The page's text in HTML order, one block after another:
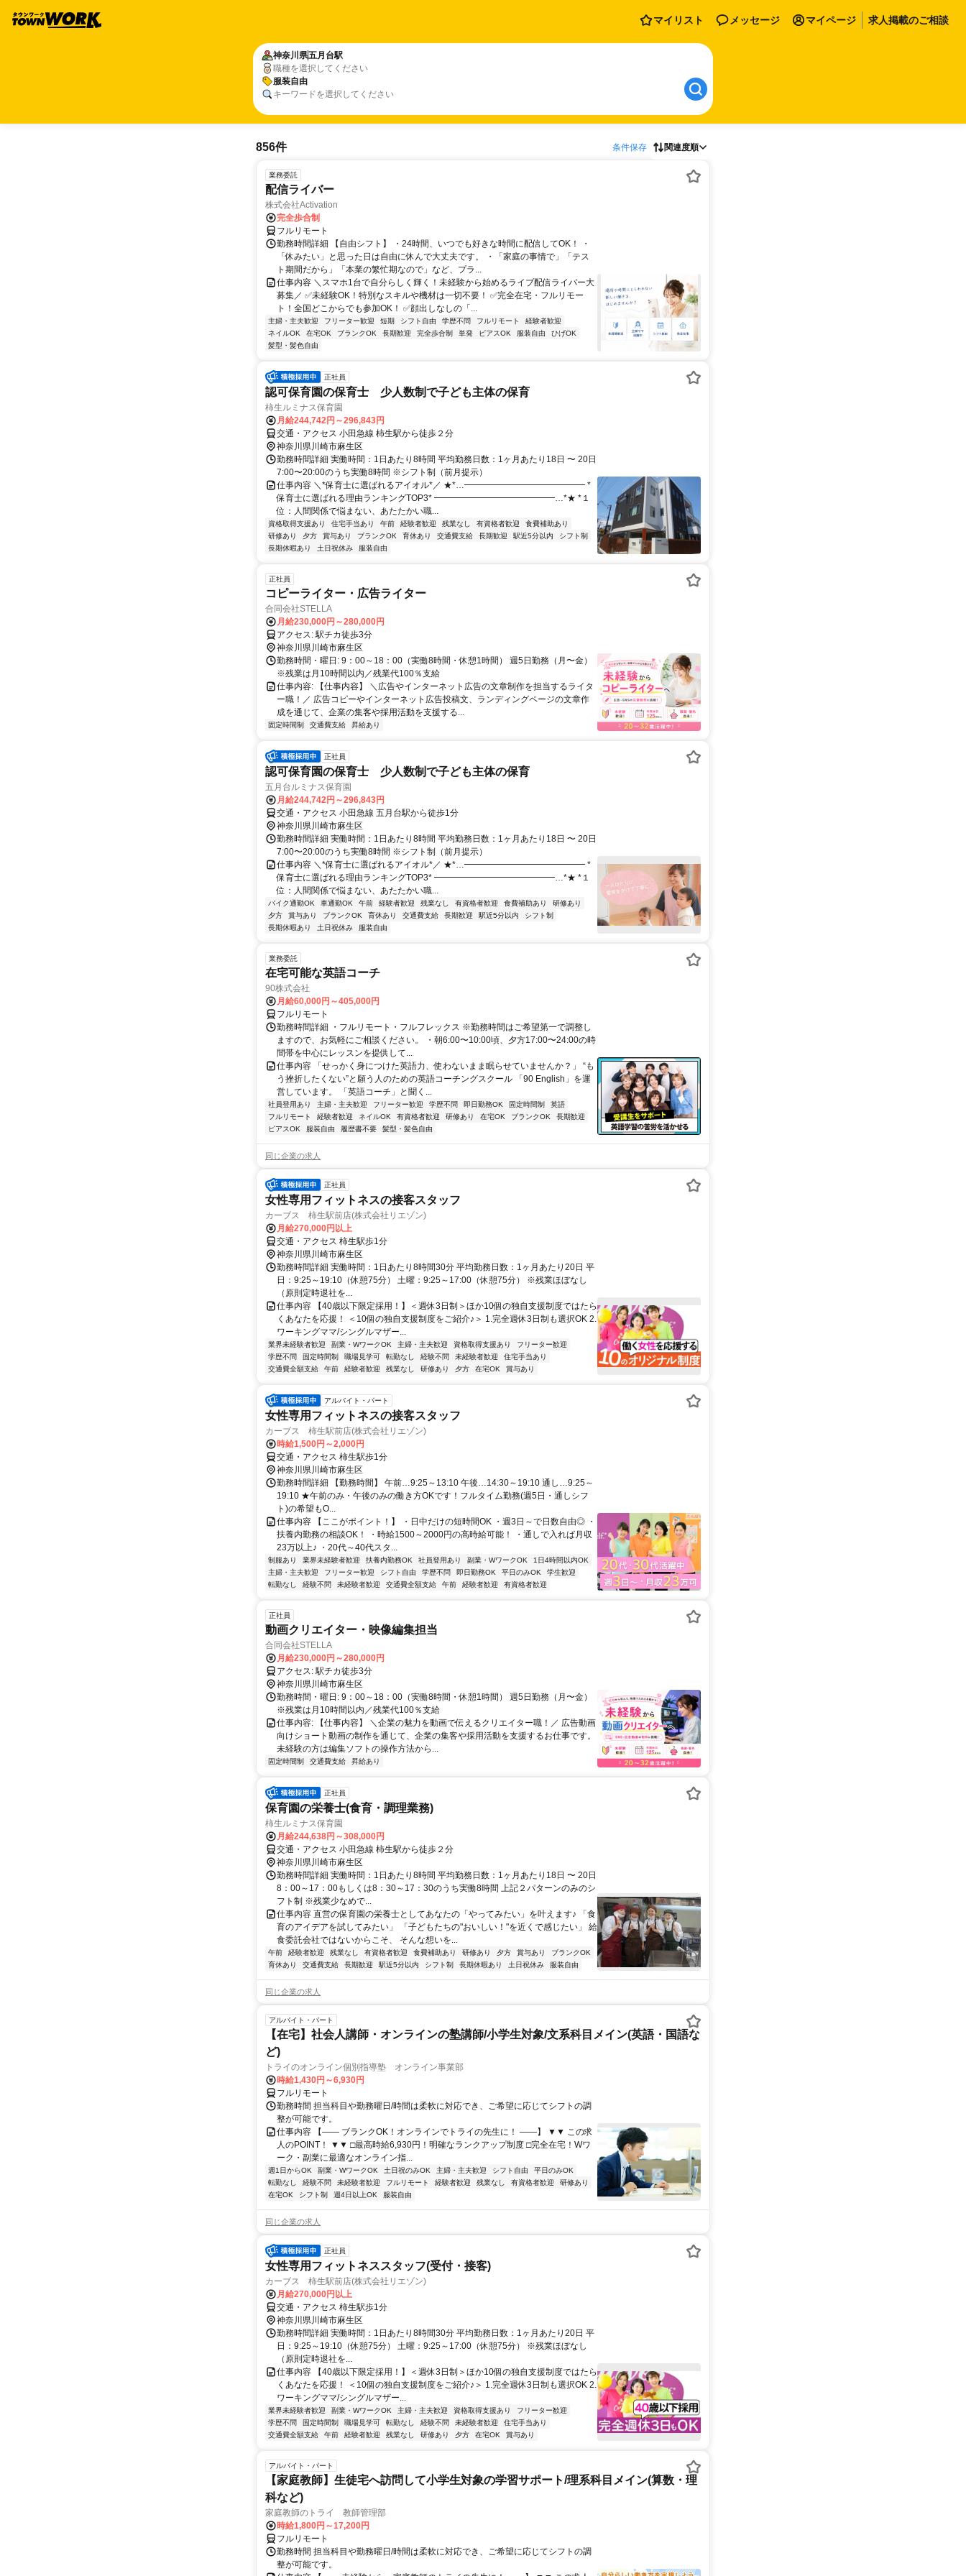
マイリスト メッセージ マイページ 求人掲載のご相談
神奈川県五月台駅
職種を選択してください
服装自由
キーワードを選択してください
856件 条件保存 関連度順
業務委託
配信ライバー
株式会社Activation
完全歩合制
フルリモート
勤務時間詳細 【自由シフト】 ・24時間、いつでも好きな時間に配信してOK！ ・
「休みたい」と思った日は自由に休んで大丈夫です。 ・「家庭の事情で」「テス
ト期間だから」「本業の繁忙期なので」など、プラ...
仕事内容 ＼スマホ1台で自分らしく輝く！未経験から始めるライブ配信ライバー大
募集／ ✅未経験OK！特別なスキルや機材は一切不要！ ✅完全在宅・フルリモー
ト！全国どこからでも参加OK！ ✅顔出しなしの「...
主婦・主夫歓迎 フリーター歓迎 短期 シフト自由 学歴不問 フルリモート
経験者歓迎
ネイルOK
在宅OK ブランクOK 長期歓迎 完全歩合制 単発 ピアスOK 服装自由
ひげOK
髪型・髪色自由
正社員
認可保育園の保育士 少人数制で子ども主体の保育
柿生ルミナス保育園
月給244,742円～296,843円
交通・アクセス 小田急線 柿生駅から徒歩２分
神奈川県川崎市麻生区
勤務時間詳細 実働時間：1日あたり8時間 平均勤務日数：1ヶ月あたり18日 〜 20日
7:00〜20:00のうち実働8時間 ※シフト制（前月提示）
仕事内容 ＼*保育士に選ばれるアイオル*／ ★*…━━━━━━━━━━━━━━ *
保育士に選ばれる理由ランキングTOP3* ━━━━━━━━━━━━━━…*★ *１
位：人間関係で悩まない、あたたかい職...
資格取得支援あり 住宅手当あり 午前 経験者歓迎 残業なし 有資格者歓迎
食費補助あり
研修あり
夕方 賞与あり ブランクOK 育休あり 交通費支給 長期歓迎 駅近5分以内
シフト制
長期休暇あり
土日祝休み 服装自由
正社員
コピーライター・広告ライター
合同会社STELLA
月給230,000円～280,000円
アクセス: 駅チカ徒歩3分
神奈川県川崎市麻生区
勤務時間・曜日: 9：00～18：00（実働8時間・休憩1時間） 週5日勤務（月〜金）
※残業は月10時間以内／残業代100％支給
仕事内容: 【仕事内容】 ＼広告やインターネット広告の文章制作を担当するライタ
ー職！／ 広告コピーやインターネット広告投稿文、ランディングページの文章作
成を通じて、企業の集客や採用活動を支援する...
固定時間制 交通費支給 昇給あり
正社員
認可保育園の保育士 少人数制で子ども主体の保育
五月台ルミナス保育園
月給244,742円～296,843円
交通・アクセス 小田急線 五月台駅から徒歩1分
神奈川県川崎市麻生区
勤務時間詳細 実働時間：1日あたり8時間 平均勤務日数：1ヶ月あたり18日 〜 20日
7:00〜20:00のうち実働8時間 ※シフト制（前月提示）
仕事内容 ＼*保育士に選ばれるアイオル*／ ★*…━━━━━━━━━━━━━━ *
保育士に選ばれる理由ランキングTOP3* ━━━━━━━━━━━━━━…*★ *１
位：人間関係で悩まない、あたたかい職...
バイク通勤OK 車通勤OK 午前 経験者歓迎 残業なし 有資格者歓迎 食費補助あり
研修あり
夕方
賞与あり ブランクOK 育休あり 交通費支給 長期歓迎 駅近5分以内
シフト制
長期休暇あり
土日祝休み 服装自由
業務委託
在宅可能な英語コーチ
90株式会社
月給60,000円～405,000円
フルリモート
勤務時間詳細 ・フルリモート・フルフレックス ※勤務時間はご希望第一で調整し
ますので、お気軽にご相談ください。 ・朝6:00〜10:00頃、夕方17:00〜24:00の時
間帯を中心にレッスンを提供して...
仕事内容 「せっかく身につけた英語力、使わないまま眠らせていませんか？」 “も
う挫折したくない”と願う人のための英語コーチングスクール 「90 English」を運
営しています。 「英語コーチ」と聞く...
社員登用あり 主婦・主夫歓迎 フリーター歓迎 学歴不問 即日勤務OK 固定時間制
英語
フルリモート
経験者歓迎 ネイルOK 有資格者歓迎 研修あり 在宅OK ブランクOK
長期歓迎
ピアスOK
服装自由 履歴書不要 髪型・髪色自由
同じ企業の求人
正社員
女性専用フィットネスの接客スタッフ
カーブス 柿生駅前店(株式会社リエゾン)
月給270,000円以上
交通・アクセス 柿生駅歩1分
神奈川県川崎市麻生区
勤務時間詳細 実働時間：1日あたり8時間30分 平均勤務日数：1ヶ月あたり20日 平
日：9:25～19:10（休憩75分） 土曜：9:25～17:00（休憩75分） ※残業ほぼなし
（原則定時退社を...
仕事内容 【40歳以下限定採用！】＜週休3日制＞ほか10個の独自支援制度ではたら
くあなたを応援！ ＜10個の独自支援制度をご紹介♪＞ 1.完全週休3日制も選択OK 2.
ワーキングママ/シングルマザー...
業界未経験者歓迎 副業・WワークOK 主婦・主夫歓迎 資格取得支援あり
フリーター歓迎
学歴不問
固定時間制 職場見学可 転勤なし 経験不問 未経験者歓迎
住宅手当あり
交通費全額支給
午前 経験者歓迎 残業なし 研修あり 夕方 在宅OK 賞与あり
アルバイト・パート
女性専用フィットネスの接客スタッフ
カーブス 柿生駅前店(株式会社リエゾン)
時給1,500円～2,000円
交通・アクセス 柿生駅歩1分
神奈川県川崎市麻生区
勤務時間詳細 【勤務時間】 午前…9:25～13:10 午後…14:30～19:10 通し…9:25～
19:10 ★午前のみ・午後のみの働き方OKです！フルタイム勤務(週5日・通しシフ
ト)の希望もO...
仕事内容 【ここがポイント！】 ・日中だけの短時間OK ・週3日～で日数自由◎ ・
扶養内勤務の相談OK！ ・時給1500～2000円の高時給可能！ ・通しで入れば月収
23万以上♪ ・20代～40代スタ...
制服あり 業界未経験者歓迎 扶養内勤務OK 社員登用あり 副業・WワークOK
1日4時間以内OK
主婦・主夫歓迎
フリーター歓迎 シフト自由 学歴不問 即日勤務OK 平日のみOK
学生歓迎
転勤なし
経験不問 未経験者歓迎 交通費全額支給 午前 経験者歓迎 有資格者歓迎
正社員
動画クリエイター・映像編集担当
合同会社STELLA
月給230,000円～280,000円
アクセス: 駅チカ徒歩3分
神奈川県川崎市麻生区
勤務時間・曜日: 9：00～18：00（実働8時間・休憩1時間） 週5日勤務（月〜金）
※残業は月10時間以内／残業代100％支給
仕事内容: 【仕事内容】 ＼企業の魅力を動画で伝えるクリエイター職！／ 広告動画
向けショート動画の制作を通じて、企業の集客や採用活動を支援するお仕事です。
未経験の方は編集ソフトの操作方法から...
固定時間制 交通費支給 昇給あり
正社員
保育園の栄養士(食育・調理業務)
柿生ルミナス保育園
月給244,638円～308,000円
交通・アクセス 小田急線 柿生駅から徒歩２分
神奈川県川崎市麻生区
勤務時間詳細 実働時間：1日あたり8時間 平均勤務日数：1ヶ月あたり18日 〜 20日
8：00～17：00もしくは8：30～17：30のうち実働8時間 上記２パターンのみのシ
フト制 ※残業少なめで...
仕事内容 直営の保育園の栄養士としてあなたの「やってみたい」を叶えます♪ 「食
育のアイデアを試してみたい」 「子どもたちの"おいしい！"を近くで感じたい」 給
食委託会社ではないからこそ、 そんな想いを...
午前 経験者歓迎 残業なし 有資格者歓迎 食費補助あり 研修あり 夕方 賞与あり
ブランクOK
育休あり
交通費支給 長期歓迎 駅近5分以内 シフト制 長期休暇あり 土日祝休み 服装自由
同じ企業の求人
アルバイト・パート
【在宅】社会人講師・オンラインの塾講師/小学生対象/文系科目メイン(英語・国語な
ど)
トライのオンライン個別指導塾 オンライン事業部
時給1,430円～6,930円
フルリモート
勤務時間 担当科目や勤務曜日/時間は柔軟に対応でき、ご希望に応じてシフトの調
整が可能です。
仕事内容 【―― ブランクOK！オンラインでトライの先生に！ ――】 ▼▼ この求
人のPOINT！ ▼▼ □最高時給6,930円！明確なランクアップ制度 □完全在宅！Wワ
ーク・副業に最適なオンライン指...
週1日からOK 副業・WワークOK 土日祝のみOK 主婦・主夫歓迎 シフト自由
平日のみOK
転勤なし
経験不問 未経験者歓迎 フルリモート 経験者歓迎 残業なし 有資格者歓迎
研修あり
在宅OK
シフト制 週4日以上OK 服装自由
同じ企業の求人
正社員
女性専用フィットネススタッフ(受付・接客)
カーブス 柿生駅前店(株式会社リエゾン)
月給270,000円以上
交通・アクセス 柿生駅歩1分
神奈川県川崎市麻生区
勤務時間詳細 実働時間：1日あたり8時間30分 平均勤務日数：1ヶ月あたり20日 平
日：9:25～19:10（休憩75分） 土曜：9:25～17:00（休憩75分） ※残業ほぼなし
（原則定時退社を...
仕事内容 【40歳以下限定採用！】＜週休3日制＞ほか10個の独自支援制度ではたら
くあなたを応援！ ＜10個の独自支援制度をご紹介♪＞ 1.完全週休3日制も選択OK 2.
ワーキングママ/シングルマザー...
業界未経験者歓迎 副業・WワークOK 主婦・主夫歓迎 資格取得支援あり
フリーター歓迎
学歴不問
固定時間制 職場見学可 転勤なし 経験不問 未経験者歓迎
住宅手当あり
交通費全額支給
午前 経験者歓迎 残業なし 研修あり 夕方 在宅OK 賞与あり
アルバイト・パート
【家庭教師】生徒宅へ訪問して小学生対象の学習サポート/理系科目メイン(算数・理
科など)
家庭教師のトライ 教師管理部
時給1,800円～17,200円
フルリモート
勤務時間 担当科目や勤務曜日/時間は柔軟に対応でき、ご希望に応じてシフトの調
整が可能です。